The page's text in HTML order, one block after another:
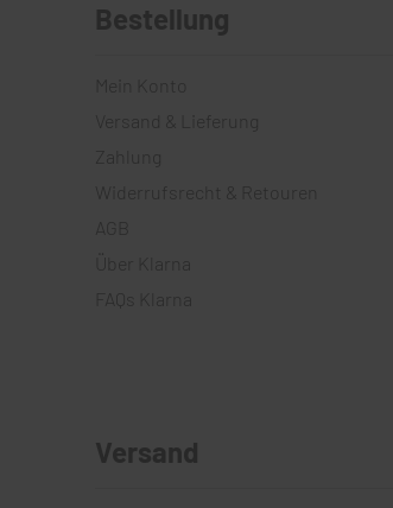
Bestellung
Versand & Lieferung
Zahlung
Widerrufsrecht & Retouren
AGB
FAQs Klarna
Versand